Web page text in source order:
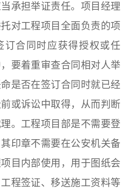
承担举证责任。项目经理
对工程项目全面负责的项
订合同时应获得授权或任
要着重审查合同相对人举
是否在签订合同时就已经
或诉讼中取得，从而判断
。工程项目部是不需要登
印章不需要在公安机关备
目内部使用，用于图纸会
程签证、移送施工资料等